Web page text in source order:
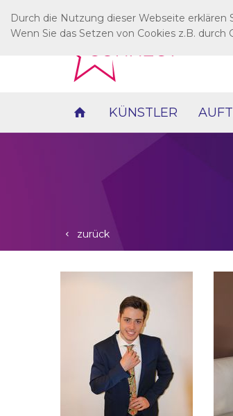
KÜNSTLER
zurück
Durch die Nutzung dieser Webseite erklären
Wenn Sie das Setzen von Cookies z.B.